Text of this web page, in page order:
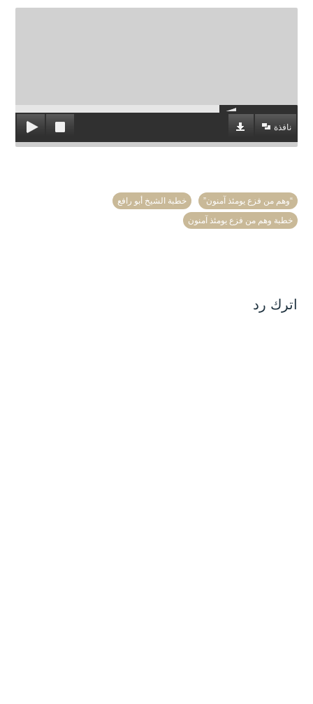
نافذة
“وهم من فزع يومئذ آمنون”
خطبة الشيخ أبو رافع
خطبة وهم من فزع يومئذ آمنون
اترك رد